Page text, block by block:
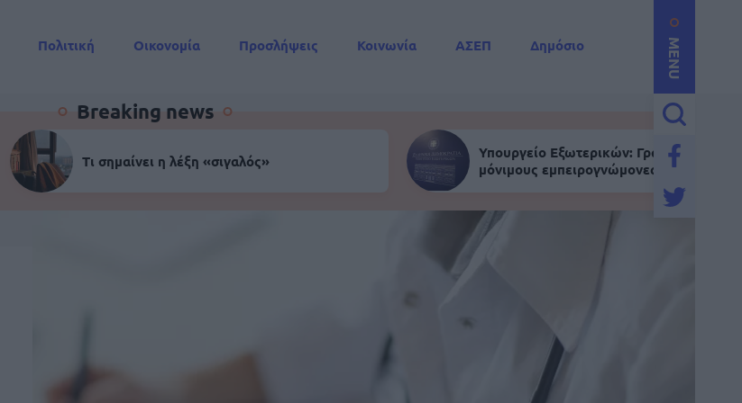
MENU
Πολιτική Οικονομία Προσλήψεις Κοινωνία ΑΣΕΠ
Δημόσιο
Breaking news
Τι σημαίνει η λέξη «σιγαλός»
Υπουργείο Εξωτερικών: Γραπτός για
μόνιμους εμπειρογνώμονες